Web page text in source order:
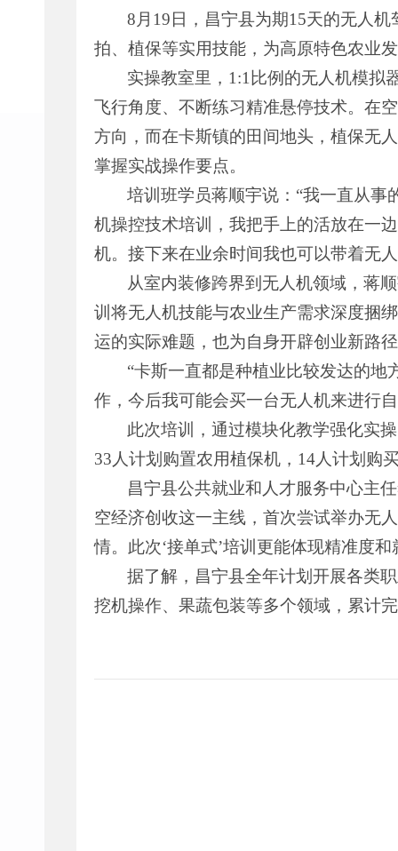
8月19日，昌宁县为期15天的无人
拍、植保等实用技能，为高原特色农业
实操教室里，1:1比例的无人机模拟
飞行角度、不断练习精准悬停技术。在
方向，而在卡斯镇的田间地头，植保无
掌握实战操作要点。
培训班学员蒋顺宇说：“我一直从
机操控技术培训，我把手上的活放在一
机。接下来在业余时间我也可以带着无
从室内装修跨界到无人机领域，蒋
训将无人机技能与农业生产需求深度捆
运的实际难题，也为自身开辟创业新路
“卡斯一直都是种植业比较发达的
作，今后我可能会买一台无人机来进行
此次培训，通过模块化教学强化实
33人计划购置农用植保机，14人计划购
昌宁县公共就业和人才服务中心主
空经济创收这一主线，首次尝试举办无
情。此次‘接单式’培训更能体现精准度
据了解，昌宁县全年计划开展各类
挖机操作、果蔬包装等多个领域，累计